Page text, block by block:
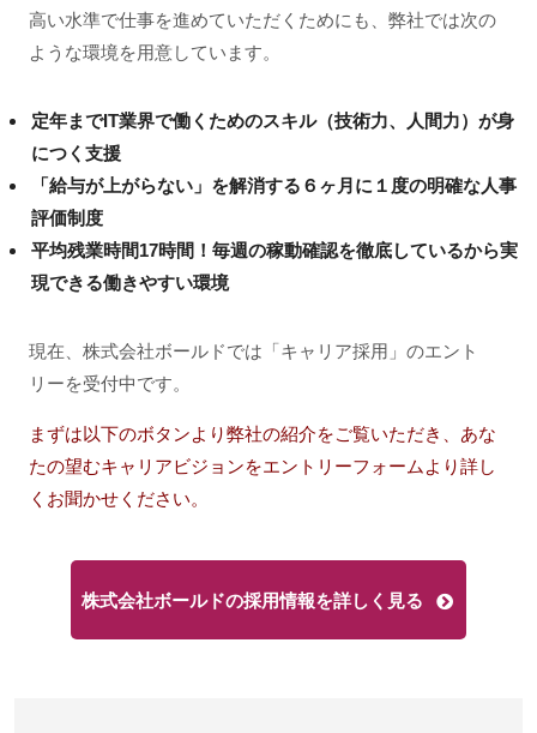
高い水準で仕事を進めていただくためにも、弊社では次の
ような環境を用意しています。
定年までIT業界で働くためのスキル（技術力、人間力）が身
につく支援
「給与が上がらない」を解消する６ヶ月に１度の明確な人事
評価制度
平均残業時間17時間！毎週の稼動確認を徹底しているから実
現できる働きやすい環境
現在、株式会社ボールドでは「キャリア採用」のエント
リーを受付中です。
まずは以下のボタンより弊社の紹介をご覧いただき、あな
たの望むキャリアビジョンをエントリーフォームより詳し
くお聞かせください。
株式会社ボールドの採用情報を詳しく見る